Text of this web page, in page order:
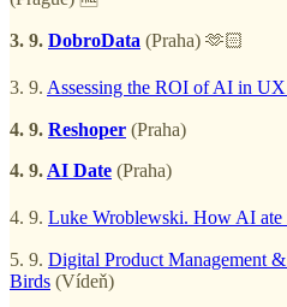
3. 9. DobroData (Praha) 🫶🏻
3. 9. Assessing the ROI of AI in UX
4. 9. Reshoper (Praha)
4. 9. AI Date (Praha)
4. 9. Luke Wroblewski. How AI ate
5. 9. Digital Product Management
Birds (Vídeň)